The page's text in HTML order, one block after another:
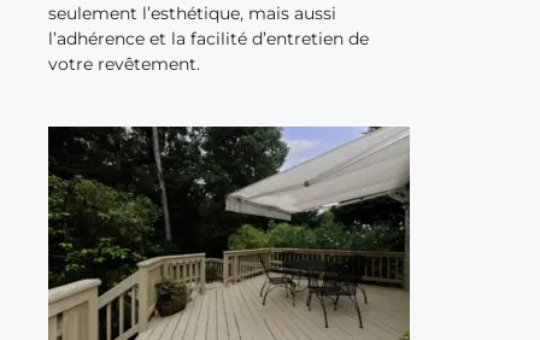
seulement l’esthétique, mais aussi
l’adhérence et la facilité d’entretien de
votre revêtement.